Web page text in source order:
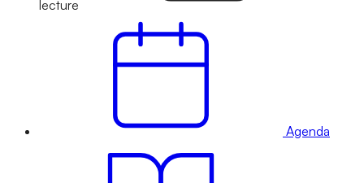
lecture
Agenda